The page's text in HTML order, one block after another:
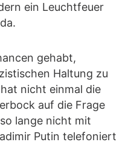
ein Leuchtfeuer
gehabt,
Haltung zu
nicht einmal die
auf die Frage
lange nicht mit
Putin telefoniert